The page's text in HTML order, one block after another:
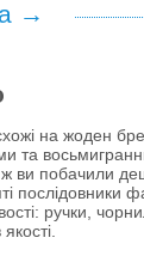
→
на жоден
та
ж ви побачили
послідовники
ручки,